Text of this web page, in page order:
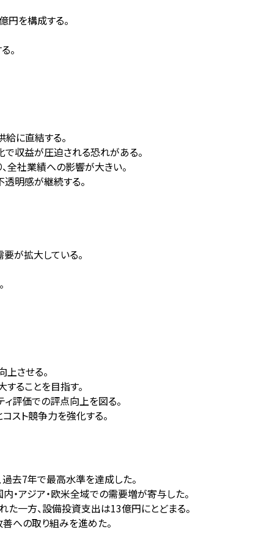
円を構成する。
。
に直結する。
収益が圧迫される恐れがある。
全社業績への影響が大きい。
明感が継続する。
が拡大している。
させる。
ることを目指す。
評価での評点向上を図る。
スト競争力を強化する。
去7年で最高水準を達成した。
アジア・欧米全域での需要増が寄与した。
一方、設備投資支出は13億円にとどまる。
への取り組みを進めた。